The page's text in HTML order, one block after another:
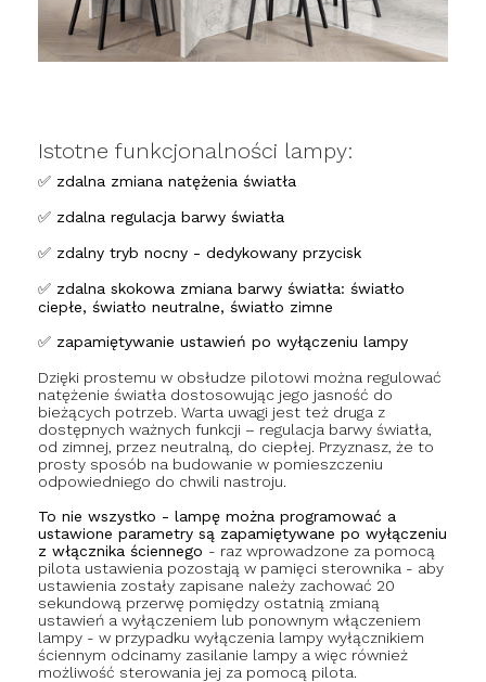
Istotne funkcjonalności lampy:
✅ zdalna zmiana natężenia światła
✅ zdalna regulacja barwy światła
✅ zdalny tryb nocny - dedykowany przycisk
✅ zdalna skokowa zmiana barwy światła: światło
ciepłe, światło neutralne, światło zimne
✅ zapamiętywanie ustawień po wyłączeniu lampy
Dzięki prostemu w obsłudze pilotowi można regulować
natężenie światła dostosowując jego jasność do
bieżących potrzeb. Warta uwagi jest też druga z
dostępnych ważnych funkcji – regulacja barwy światła,
od zimnej, przez neutralną, do ciepłej. Przyznasz, że to
prosty sposób na budowanie w pomieszczeniu
odpowiedniego do chwili nastroju.
To nie wszystko - lampę można programować a
ustawione parametry są zapamiętywane po wyłączeniu
z włącznika ściennego - raz wprowadzone za pomocą
pilota ustawienia pozostają w pamięci sterownika - aby
ustawienia zostały zapisane należy zachować 20
sekundową przerwę pomiędzy ostatnią zmianą
ustawień a wyłączeniem lub ponownym włączeniem
lampy - w przypadku wyłączenia lampy wyłącznikiem
ściennym odcinamy zasilanie lampy a więc również
możliwość sterowania jej za pomocą pilota.